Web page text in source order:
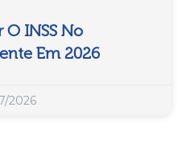
INSS No
Em 2026
2026